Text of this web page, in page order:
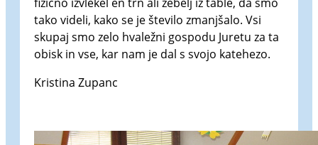
tako videli, kako se je število zmanjšalo. Vsi
skupaj smo zelo hvaležni gospodu Juretu za ta
obisk in vse, kar nam je dal s svojo katehezo.
Kristina Zupanc